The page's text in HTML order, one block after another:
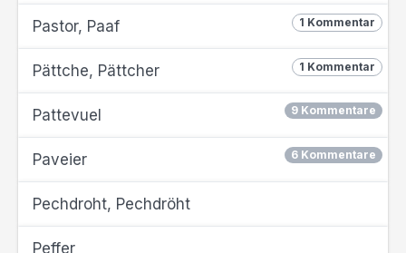
1 Kommentar
Pastor, Paaf
1 Kommentar
Pättche, Pättcher
9 Kommentare
Pattevuel
6 Kommentare
Paveier
Pechdroht, Pechdröht
Peffer